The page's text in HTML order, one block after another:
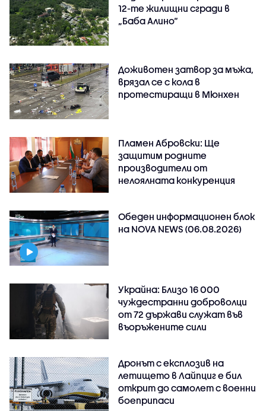
12-те жилищни сгради в
„Баба Алино“
Доживотен затвор за мъжа,
врязал се с кола в
протестиращи в Мюнхен
Пламен Абровски: Ще
защитим родните
производители от
нелоялната конкуренция
Обеден информационен блок
на NOVA NEWS (06.08.2026)
Украйна: Близо 16 000
чуждестранни доброволци
от 72 държави служат във
въоръжените сили
Дронът с експлозив на
летището в Лайпциг е бил
открит до самолет с военни
боеприпаси